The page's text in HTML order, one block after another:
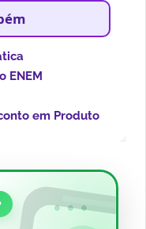
ENEM
em Produto
•••